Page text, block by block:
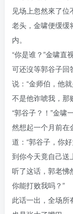
见场上忽然來了
老头，金啸便缓缓
内。
“你是谁？”金啸直
可还沒等郭谷子回
说：“金师伯，他
不是他诈唬我，那
“郭谷子？！”金啸
然想起一个月前在
道：“郭谷子，你
到你今天竟自己送
听了这话，郭老怫
你能打败我吗？”
此话一出，全场所